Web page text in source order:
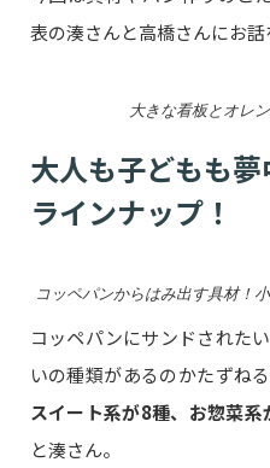
表の湊さんと高橋さんにお話
大きな看板とオレ
大人も子どもも
ラインナップ！
コッペパンからはみ出す具材！
コッペパンにサンドされた
いの種類があるのかたずねる
スイート系が8種、お惣菜系
と湊さん。